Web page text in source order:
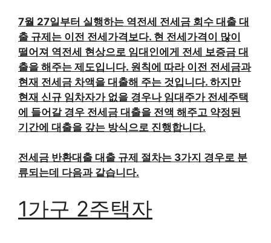
7월 27일부터 실행하는 역전세 전세금 회수 대출 대
출 규제는 이전 전세가격보다. 현 전세가격이 많이
떨어져 역전세 현상으로 임대인에게 전세 보증금 대
출을 해주는 제도입니다. 원칙에 따라 이전 전세금과
현재 전세금 차액을 대출해 주는 것입니다. 하지만
현재 신규 임차자가 없을 경우나 임대주가 전세주택
에 들어갈 경우 전세금 대출을 전액 해주고 약정된
기간에 대출을 갚는 방식으로 진행합니다.
전세금 반환대출 대출 규제 절차는 3가지 경우로 분
류되는데 다음과 같습니다.
1가구 2주택자